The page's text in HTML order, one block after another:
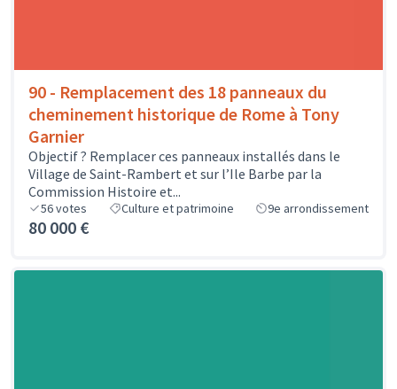
90 - Remplacement des 18 panneaux du
cheminement historique de Rome à Tony
Garnier
Objectif ? Remplacer ces panneaux installés dans le
Village de Saint-Rambert et sur l’Ile Barbe par la
Commission Histoire et...
56votes Culture et patrimoine 9e arrondissement
80 000 €